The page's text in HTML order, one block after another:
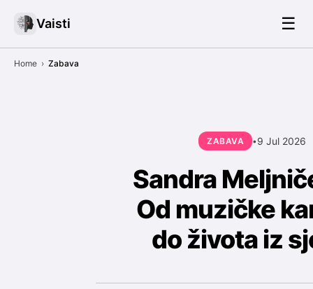
Vaisti ☰
Home › Zabava
ZABAVA •9 Jul 2026
Sandra
Od muzičke
do života iz